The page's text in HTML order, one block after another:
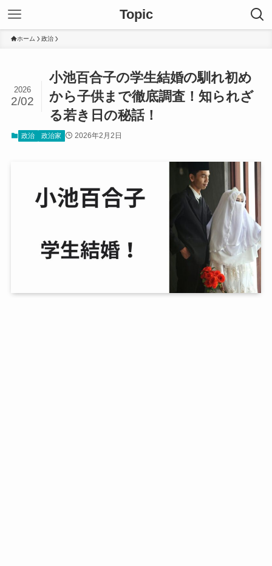
Topic
ホーム 政治
小池百合子の学生結婚の馴れ初め
から子供まで徹底調査！知られざ
る若き日の秘話！
2026
2/02
政治 政治家 2026年2月2日